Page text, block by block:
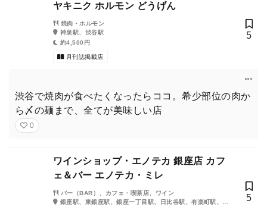
ヤキニク ホルモン どうげん
焼肉・ホルモン
神泉駅、渋谷駅
約4,500円
月刊誌掲載店
5
渋谷で焼肉が食べたくなったらココ。希少部位の肉か
ら〆の麺まで、全てが美味しい店
0
ワインショップ・エノテカ 銀座店 カフ
ェ＆バー エノテカ・ミレ
バー（BAR）、カフェ・喫茶店、ワイン
銀座駅、東銀座駅、銀座一丁目駅、日比谷駅、有楽町駅、新
5